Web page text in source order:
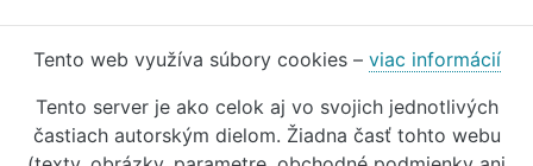
Tento web využíva súbory cookies – viac informácií
Tento server je ako celok aj vo svojich jednotlivých
častiach autorským dielom. Žiadna časť tohto webu